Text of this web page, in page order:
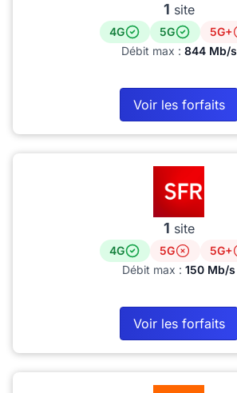
1 site
4G 5G
5G+
Débit max : 844 Mb/s
Voir les forfaits
1 site
4G 5G
5G+
Débit max : 150 Mb/s
Voir les forfaits